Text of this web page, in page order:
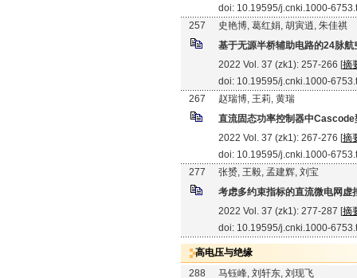
doi: 10.19595/j.cnki.1000-
257
史艳博, 葛红娟, 胡寅逍, 朱佳祺
基于无源半桥辅助电路的24脉航
2022 Vol. 37 (zk1): 257-266 [摘
doi: 10.19595/j.cnki.1000-
267
赵瑞博, 王莉, 黄瑞
直流固态功率控制器中
2022 Vol. 37 (zk1): 267-276 [摘
doi: 10.19595/j.cnki.1000-
277
张赟, 王毅, 孟建辉, 刘宝
考虑多约束指标的直流微电网虚
2022 Vol. 37 (zk1): 277-287 [摘
doi: 10.19595/j.cnki.1000-
高电压与绝缘
288
马钰峰, 刘轩东, 刘现飞